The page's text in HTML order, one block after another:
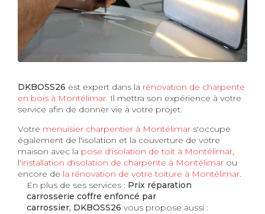
DKBOSS26 est expert dans la rénovation de charpente
en bois à Montélimar. Il mettra son expérience à votre
service afin de donner vie à votre projet.
Votre menuisier charpentier à Montélimar s'occupe
également de l'isolation et la couverture de votre
maison avec la pose d'isolation de toit à Montélimar,
l'installation d'isolation de charpente à Montélimar ou
encore de la rénovation de votre toiture à Montélimar.
En plus de ses services : Prix réparation
carrosserie coffre enfoncé par
carrossier, DKBOSS26 vous propose aussi :